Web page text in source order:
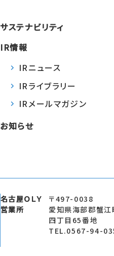
サステナビリティ
IR情報
IRニュース
IRライブラリー
IRメールマガジン
お知らせ
名古屋ＯＬＹ
営業所
〒497-0038
愛知県海部郡蟹江
四丁目65番地
TEL.0567-94-